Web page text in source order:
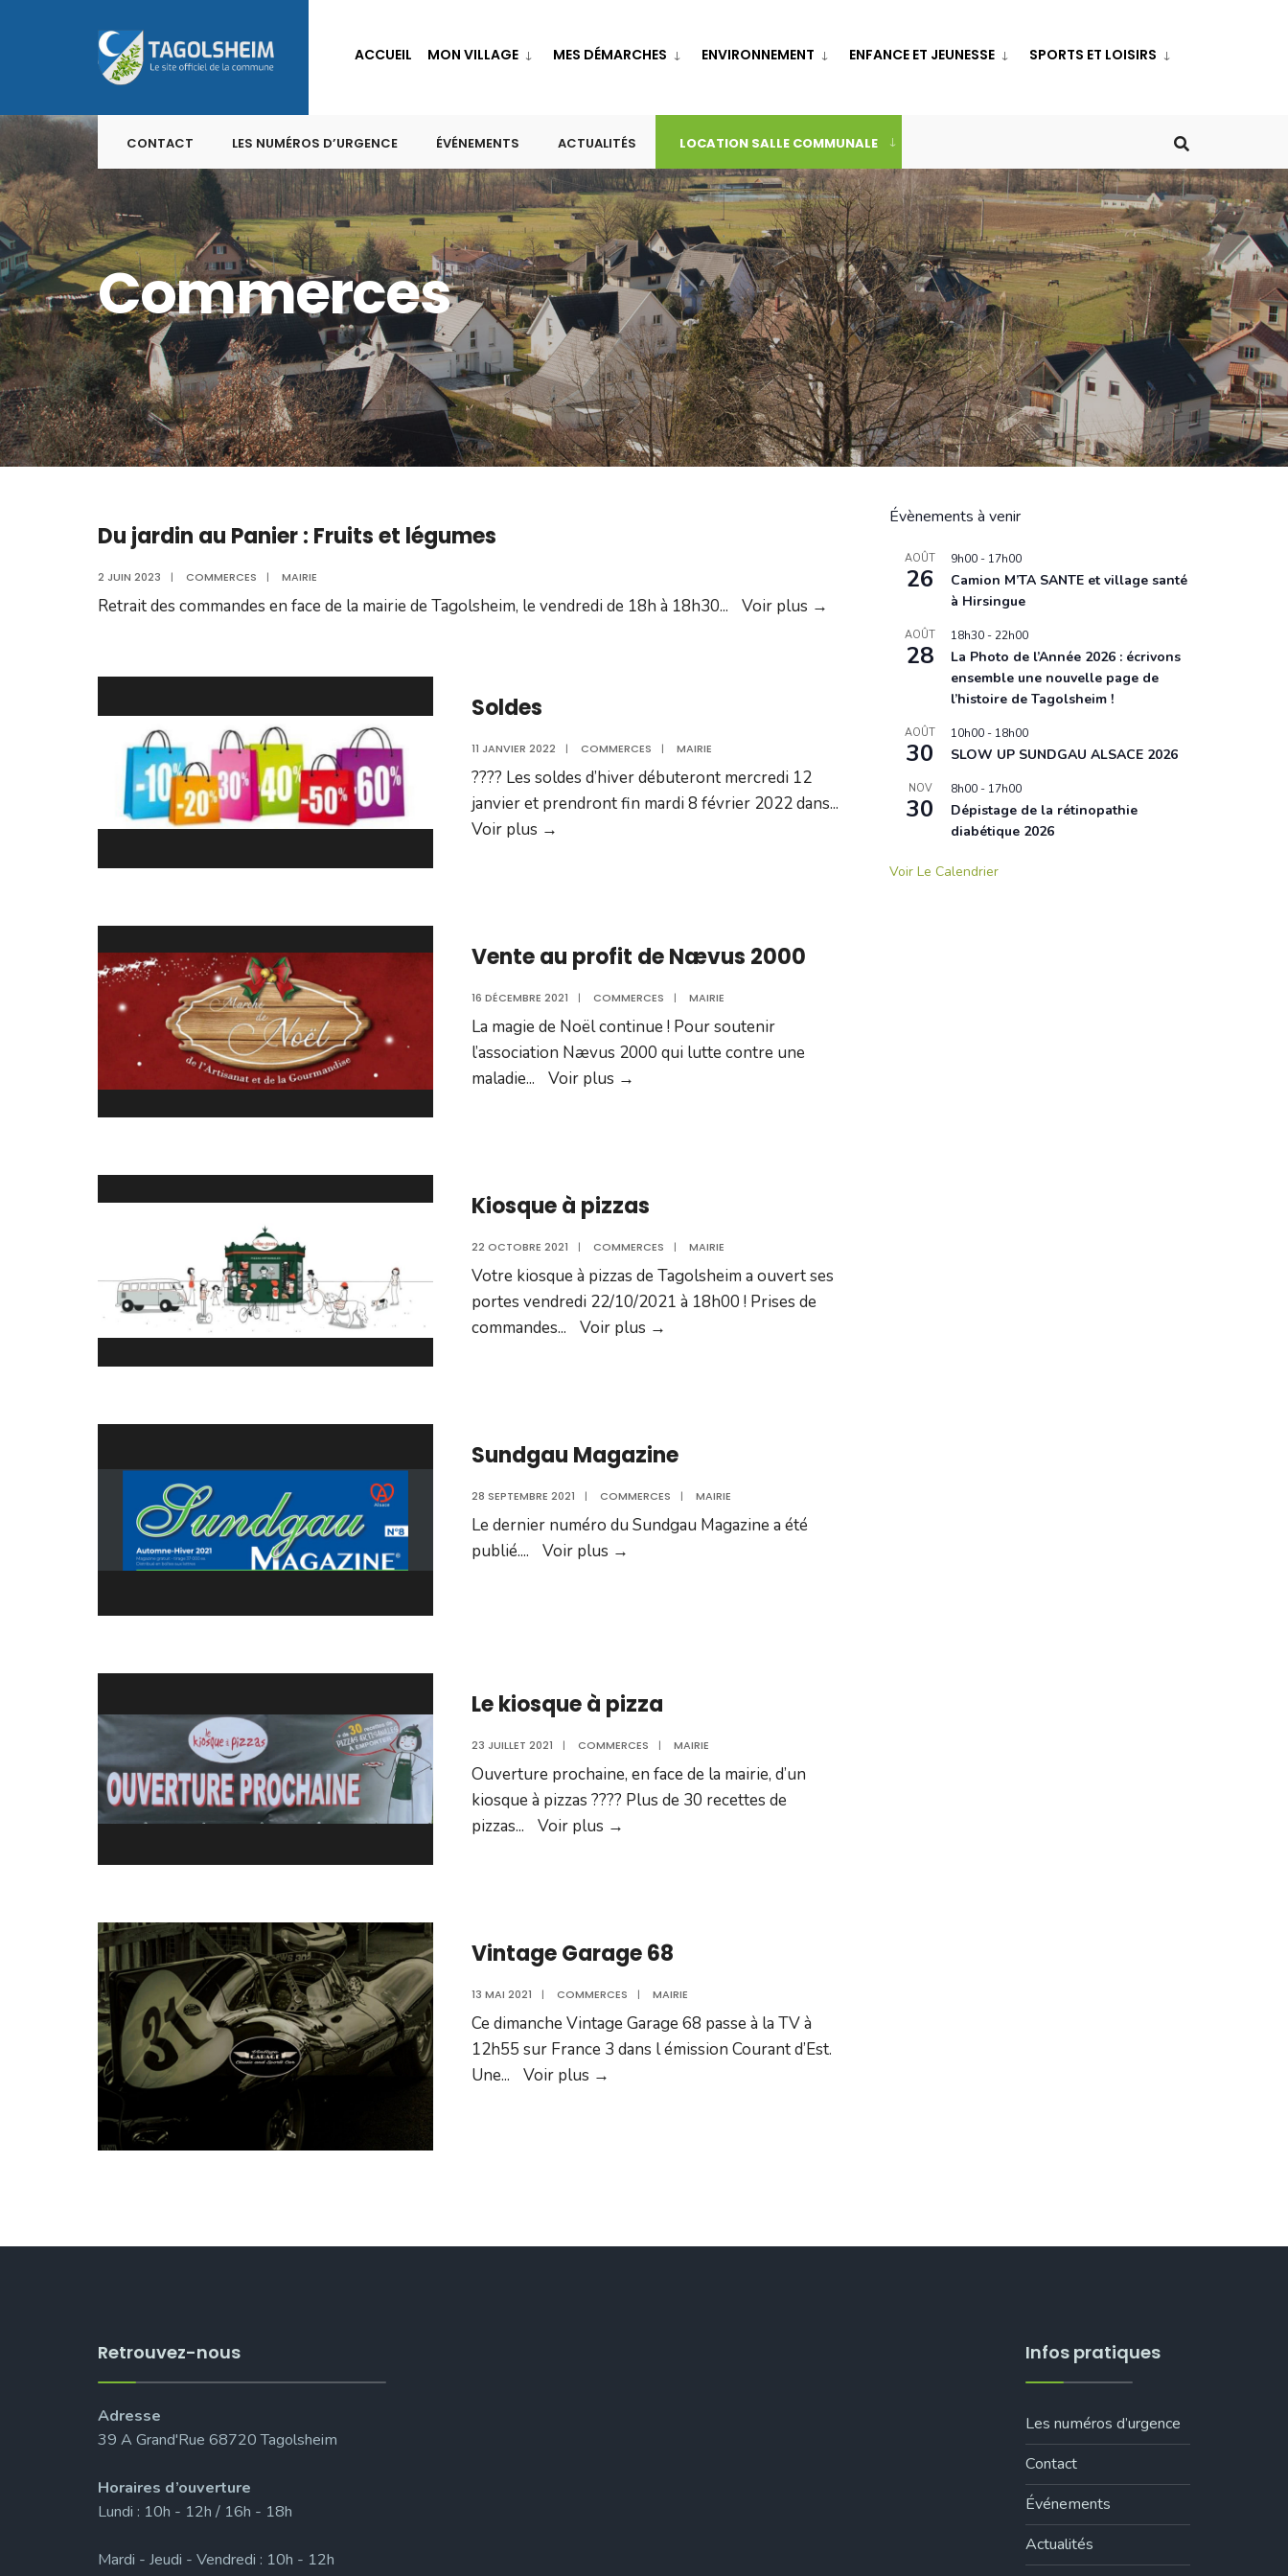
to
content
ACCUEIL MON VILLAGE MES DÉMARCHES ENVIRONNEMENT ENFANCE ET JEUNESSE SPORTS ET LOISIRS
CONTACT LES NUMÉROS D’URGENCE ÉVÉNEMENTS ACTUALITÉS LOCATION SALLE COMMUNALE
Commerces
Du jardin au Panier : Fruits et légumes
2 JUIN 2023 | COMMERCES | MAIRIE
Retrait des commandes en face de la mairie de Tagolsheim, le vendredi de 18h à 18h30... Voir plus →
Soldes
11 JANVIER 2022 | COMMERCES | MAIRIE
????️ Les soldes d’hiver débuteront mercredi 12
janvier et prendront fin mardi 8 février 2022 dans...
Voir plus →
Vente au profit de Nævus 2000
16 DÉCEMBRE 2021 | COMMERCES | MAIRIE
La magie de Noël continue ! Pour soutenir
l’association Nævus 2000 qui lutte contre une
maladie... Voir plus →
2000
Kiosque à pizzas
22 OCTOBRE 2021 | COMMERCES | MAIRIE
Votre kiosque à pizzas de Tagolsheim a ouvert ses
portes vendredi 22/10/2021 à 18h00 ! Prises de
commandes... Voir plus →
Sundgau Magazine
28 SEPTEMBRE 2021 | COMMERCES | MAIRIE
Le dernier numéro du Sundgau Magazine a été
publié.... Voir plus →
Le kiosque à pizza
23 JUILLET 2021 | COMMERCES | MAIRIE
Ouverture prochaine, en face de la mairie, d’un
kiosque à pizzas ???? Plus de 30 recettes de
pizzas... Voir plus →
Vintage Garage 68
13 MAI 2021 | COMMERCES | MAIRIE
Ce dimanche Vintage Garage 68 passe à la TV à
12h55 sur France 3 dans l émission Courant d’Est.
Une... Voir plus →
Évènements à venir
AOÛT
26
9h00 - 17h00
Camion M’TA SANTE et village santé
à Hirsingue
AOÛT
28
18h30 -22h00
La Photo de l’Année 2026 : écrivons
ensemble une nouvelle page de
l’histoire de Tagolsheim !
AOÛT
30
10h00 - 18h00
SLOW UP SUNDGAU ALSACE 2026
NOV
30
8h00 - 17h00
Dépistage de la rétinopathie
diabétique 2026
Voir Le Calendrier
Retrouvez-nous
Adresse
39 A Grand'Rue 68720 Tagolsheim
Horaires d’ouverture
Lundi : 10h - 12h / 16h - 18h
Mardi - Jeudi - Vendredi : 10h - 12h
Infos pratiques
Les numéros d’urgence
Contact
Événements
Actualités